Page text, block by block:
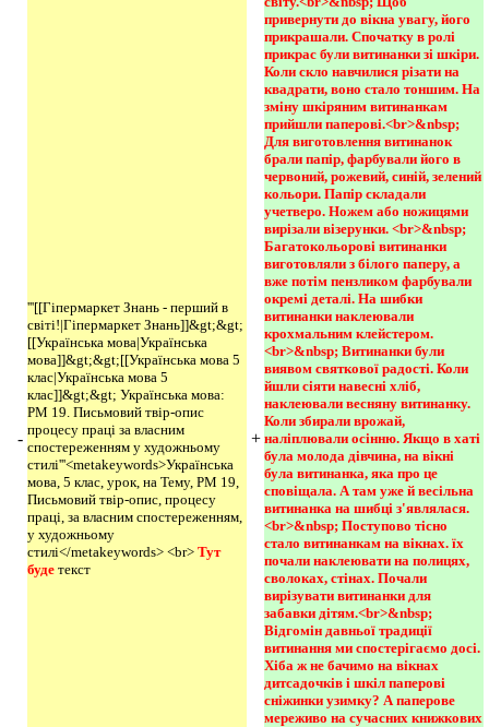
-
'''[[Гіпермаркет Знань - перший в
світі!|Гіпермаркет Знань]]&gt;&gt;
[[Українська мова|Українська
мова]]&gt;&gt;[[Українська мова 5
клас|Українська мова 5
клас]]&gt;&gt; Українська мова:
РМ 19. Письмовий твір-опис
процесу праці за власним
спостереженням у художньому
стилі'''<metakeywords>Українська
мова, 5 клас, урок, на Тему, РМ 19,
Письмовий твір-опис, процесу
праці, за власним спостереженням,
у художньому
стилі</metakeywords> <br> Тут
буде текст
+
привернути до вікна увагу, його
прикрашали. Спочатку в ролі
прикрас були витинанки зі шкіри.
Коли скло навчилися різати на
квадрати, воно стало тоншим. На
зміну шкіряним витинанкам
прийшли паперові.<br>&nbsp;
Для виготовлення витинанок
брали папір, фарбували його в
червоний, рожевий, синій, зелений
кольори. Папір складали
учетверо. Ножем або ножицями
вирізали візерунки. <br>&nbsp;
Багатокольорові витинанки
виготовляли з білого паперу, а
вже потім пензликом фарбували
окремі деталі. На шибки
витинанки наклеювали
крохмальним клейстером.
<br>&nbsp; Витинанки були
виявом святкової радості. Коли
йшли сіяти навесні хліб,
наклеювали весняну витинанку.
Коли збирали врожай,
наліплювали осінню. Якщо в хаті
була молода дівчина, на вікні
була витинанка, яка про це
сповіщала. А там уже й весільна
витинанка на шибці з'являлася.
<br>&nbsp; Поступово тісно
стало витинанкам на вікнах. їх
почали наклеювати на полицях,
сволоках, стінах. Почали
вирізувати витинанки для
забавки дітям.<br>&nbsp;
Відгомін давньої традиції
витинання ми спостерігаємо досі.
Хіба ж не бачимо на вікнах
дитсадочків і шкіл паперові
сніжинки узимку? А паперове
мереживо на сучасних книжкових